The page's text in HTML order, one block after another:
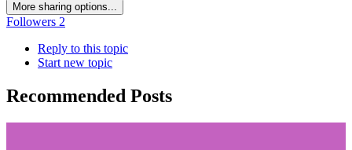
More sharing options...
Followers 2
Reply to this topic
Start new topic
Recommended Posts